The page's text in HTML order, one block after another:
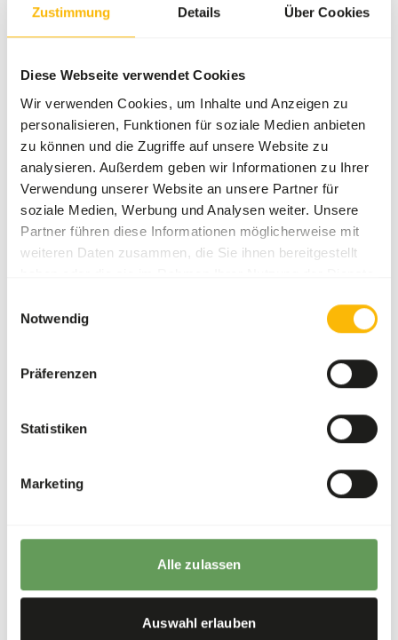
Zustimmung Details Über Cookies
Diese Webseite verwendet Cookies
Wir verwenden Cookies, um Inhalte und Anzeigen zu
personalisieren, Funktionen für soziale Medien anbieten
zu können und die Zugriffe auf unsere Website zu
analysieren. Außerdem geben wir Informationen zu Ihrer
Verwendung unserer Website an unsere Partner für
soziale Medien, Werbung und Analysen weiter. Unsere
Partner führen diese Informationen möglicherweise mit
weiteren Daten zusammen, die Sie ihnen bereitgestellt
Notwendig
Präferenzen
Statistiken
Marketing
Alle zulassen
Auswahl erlauben
Über dieses Produkt
Dieser Fisch ist einzeln gefroren und lässt sich daher
portionsweise leicht auftauen.
Feuchtigkeit
0,63%
0,53%
Fasergehalt
Downloads
Produktdatenblatt
Bei diesem Produkt handelt es sich um Rohfutter. Bitte
Auch interessant